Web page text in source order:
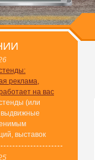
реклама,
на вас
(или
выставок